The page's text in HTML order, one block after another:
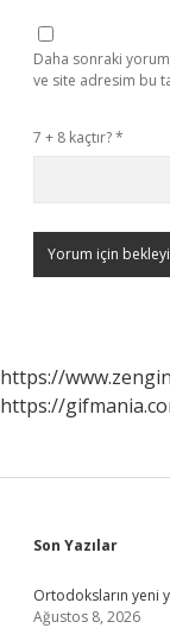
Daha sonraki
ve site adresim bu
7 + 8 kaçtır?*
https://
https://
Sidebar
Son Yazılar
Ortodoksların yeni
Ağustos 8, 2026